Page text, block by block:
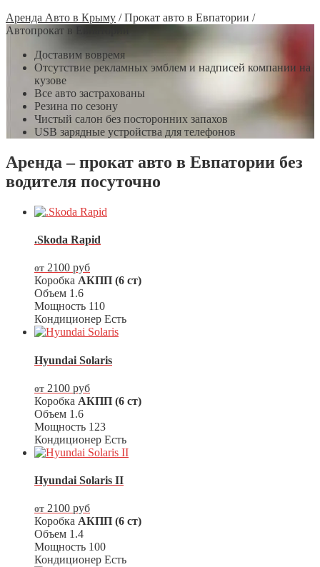
Аренда Авто в Крыму /Прокат авто в Евпатории /
Автопрокат в Евпатории
Доставим вовремя
Отсутствие рекламных эмблем и надписей компании на
кузове
Все авто застрахованы
Резина по сезону
Чистый салон без посторонних запахов
USB зарядные устройства для телефонов
Аренда – прокат авто в Евпатории без
водителя посуточно
.Skoda Rapid
от 2100 руб
Коробка АКПП (6 ст)
Объем 1.6
Мощность 110
Кондиционер Есть
Hyundai Solaris
от 2100 руб
Коробка АКПП (6 ст)
Объем 1.6
Мощность 123
Кондиционер Есть
Hyundai Solaris II
от 2100 руб
Коробка АКПП (6 ст)
Объем 1.4
Мощность 100
Кондиционер Есть